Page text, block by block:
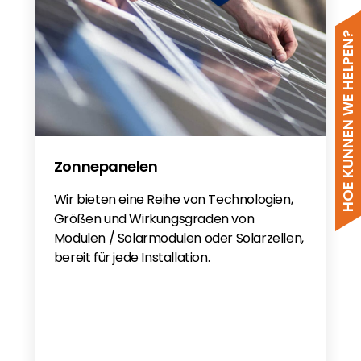
HOE KUNNEN WE HELPEN?
VDE_Marks_Approval_40047598_300
Zonnepanelen
Wir bieten eine Reihe von Technologien,
Größen und Wirkungsgraden von
Modulen / Solarmodulen oder Solarzellen,
bereit für jede Installation.